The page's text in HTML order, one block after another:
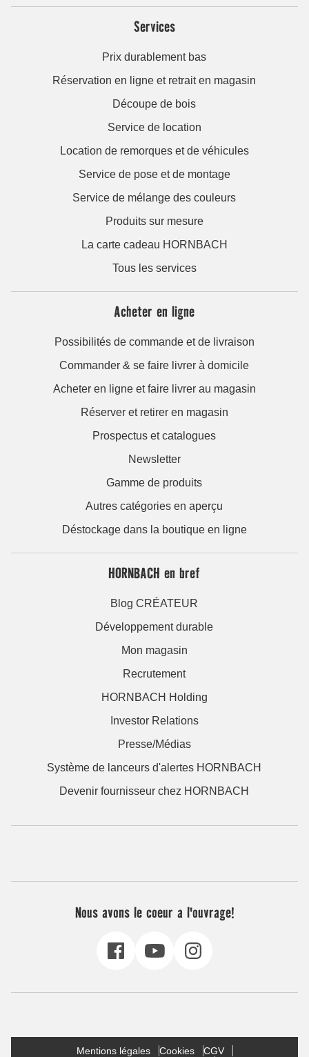
Services
Prix durablement bas
Réservation en ligne et retrait en magasin
Découpe de bois
Service de location
Location de remorques et de véhicules
Service de pose et de montage
Service de mélange des couleurs
Produits sur mesure
La carte cadeau HORNBACH
Tous les services
Acheter en ligne
Possibilités de commande et de livraison
Commander & se faire livrer à domicile
Acheter en ligne et faire livrer au magasin
Réserver et retirer en magasin
Prospectus et catalogues
Newsletter
Gamme de produits
Autres catégories en aperçu
Déstockage dans la boutique en ligne
HORNBACH en bref
Blog CRÉATEUR
Développement durable
Mon magasin
Recrutement
HORNBACH Holding
Investor Relations
Presse/Médias
Système de lanceurs d'alertes HORNBACH
Devenir fournisseur chez HORNBACH
Nous avons le coeur a l'ouvrage!
Mentions légales Cookies
CGV